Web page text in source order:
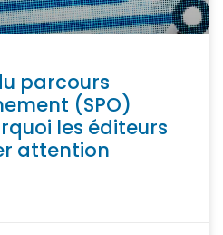
parcours
(SPO)
les éditeurs
attention